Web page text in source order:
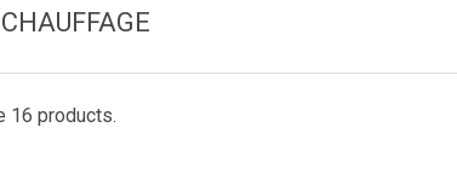
16 products.